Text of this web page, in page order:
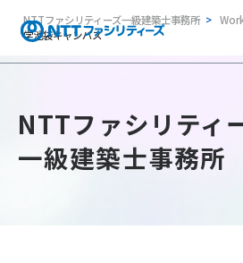
NTTファシリティーズ一級建築士事務所
学池袋キャンパス
NTTファシリティ
一級建築士事務所